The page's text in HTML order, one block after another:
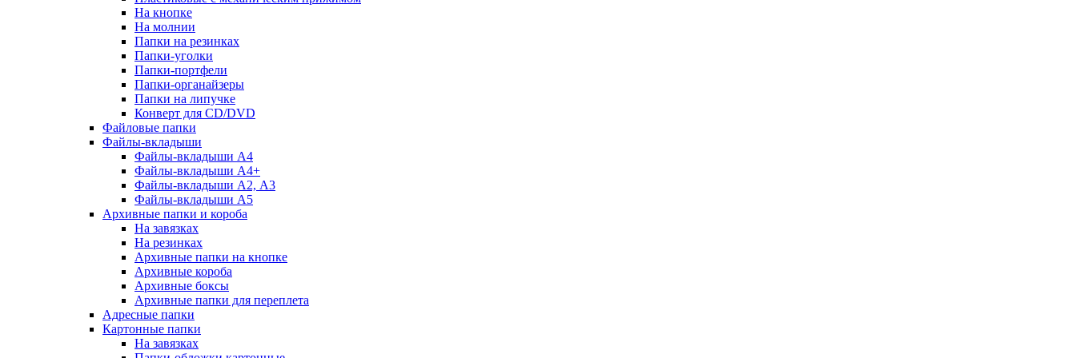
На кнопке
На молнии
Папки на резинках
Папки-уголки
Папки-портфели
Папки-органайзеры
Папки на липучке
Конверт для CD/DVD
Файловые папки
Файлы-вкладыши
Файлы-вкладыши А4
Файлы-вкладыши А4+
Файлы-вкладыши А2, А3
Файлы-вкладыши А5
Архивные папки и короба
На завязках
На резинках
Архивные папки на кнопке
Архивные короба
Архивные боксы
Архивные папки для переплета
Адресные папки
Картонные папки
На завязках